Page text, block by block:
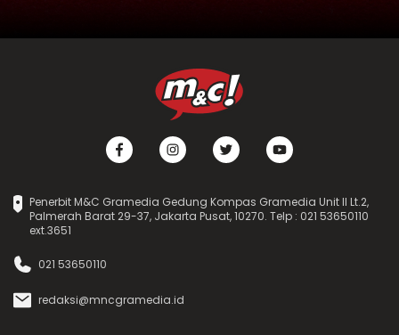
Penerbit M&C Gramedia Gedung Kompas Gramedia Unit II Lt.2,
Palmerah Barat 29-37, Jakarta Pusat, 10270. Telp : 021 53650110
ext.3651
021 53650110
redaksi@mncgramedia.id